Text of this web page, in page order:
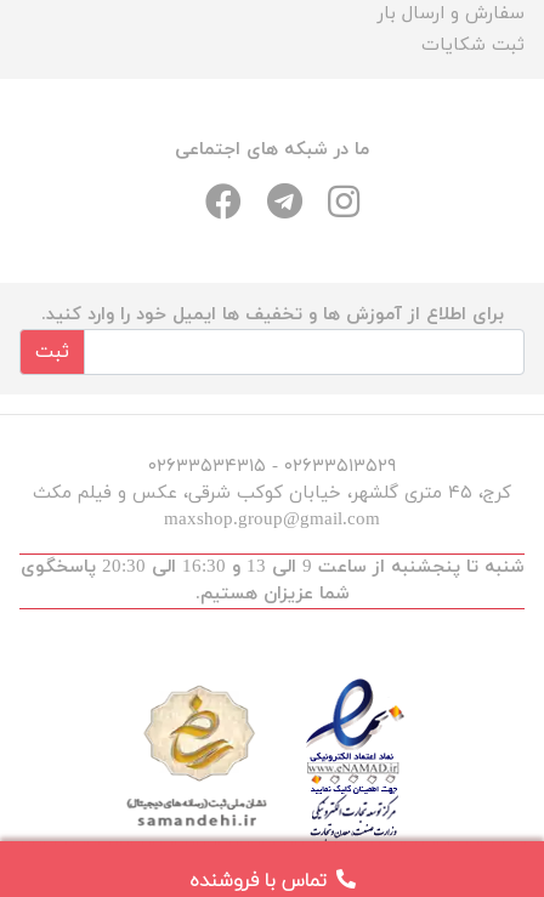
تماس با فروشنده
سفارش و ارسال بار
ثبت شکایات
ما در شبکه های اجتماعی
برای اطلاع از آموزش ها و تخفیف ها ایمیل خود را وارد کنید.
ثبت
۰۲۶۳۳۵۱۳۵۲۹ - ۰۲۶۳۳۵۳۴۳۱۵
کرج، ۴۵ متری گلشهر، خیابان کوکب شرقی، عکس و فیلم مکث
maxshop.group@gmail.com
شنبه تا پنجشنبه از ساعت 9 الی 13 و 16:30 الی 20:30 پاسخگوی
شما عزیزان هستیم.